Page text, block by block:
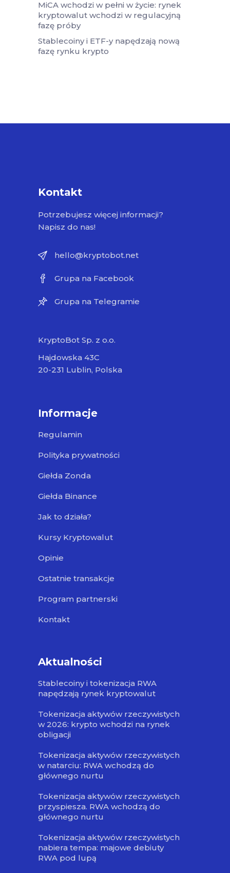
MiCA wchodzi w pełni w życie: rynek
kryptowalut wchodzi w regulacyjną
fazę próby
Stablecoiny i ETF-y napędzają nową
fazę rynku krypto
Kontakt
Potrzebujesz więcej informacji?
Napisz do nas!
hello@kryptobot.net
Grupa na Facebook
Grupa na Telegramie
KryptoBot Sp. z o.o.
Hajdowska 43C
20-231 Lublin, Polska
Informacje
Regulamin
Polityka prywatności
Giełda Zonda
Giełda Binance
Jak to działa?
Kursy Kryptowalut
Opinie
Ostatnie transakcje
Program partnerski
Kontakt
Aktualności
Stablecoiny i tokenizacja RWA
napędzają rynek kryptowalut
Tokenizacja aktywów rzeczywistych
w 2026: krypto wchodzi na rynek
obligacji
Tokenizacja aktywów rzeczywistych
w natarciu: RWA wchodzą do
głównego nurtu
Tokenizacja aktywów rzeczywistych
przyspiesza. RWA wchodzą do
głównego nurtu
Tokenizacja aktywów rzeczywistych
nabiera tempa: majowe debiuty
RWA pod lupą